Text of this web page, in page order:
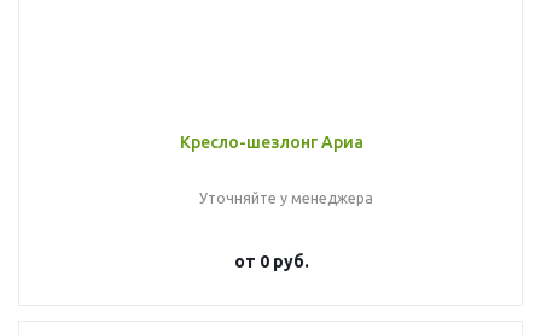
Кресло-шезлонг Ариа
Уточняйте у менеджера
от 0 руб.